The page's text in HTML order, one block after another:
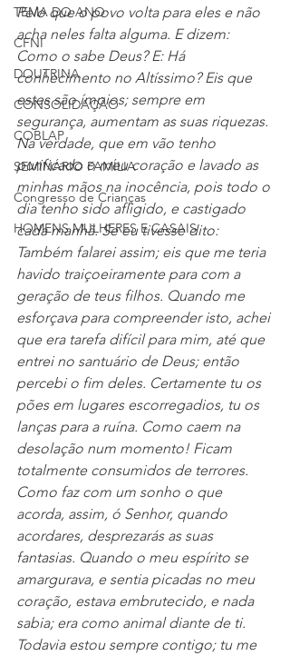
TEMA DO ANO
CFNI
DOUTRINA
CONSOLIDAÇÃO
COBLAP
SEMINÁRIO FAMÍLIA
Congresso de Crianças
HOMENS MULHERES E CASAIS
Pelo que o povo volta para eles e não
acha neles falta alguma. E dizem:
Como o sabe Deus? E: Há
conhecimento no Altíssimo? Eis que
estes são ímpios; sempre em
segurança, aumentam as suas riquezas.
Na verdade, que em vão tenho
purificado o meu coração e lavado as
minhas mãos na inocência, pois todo o
dia tenho sido afligido, e castigado
cada manhã. Se eu tivesse dito:
Também falarei assim; eis que me teria
havido traiçoeiramente para com a
geração de teus filhos. Quando me
esforçava para compreender isto, achei
que era tarefa difícil para mim, até que
entrei no santuário de Deus; então
percebi o fim deles. Certamente tu os
pões em lugares escorregadios, tu os
lanças para a ruína. Como caem na
desolação num momento! Ficam
totalmente consumidos de terrores.
Como faz com um sonho o que
acorda, assim, ó Senhor, quando
acordares, desprezarás as suas
fantasias. Quando o meu espírito se
amargurava, e sentia picadas no meu
coração, estava embrutecido, e nada
sabia; era como animal diante de ti.
Todavia estou sempre contigo; tu me